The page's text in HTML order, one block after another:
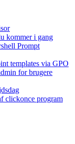
kommer i gang
Prompt
templates via GPO
for brugere
clickonce program